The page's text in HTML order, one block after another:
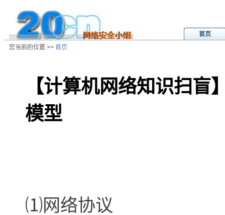
首页
您当前的位置 >> 首页
【计算机网络知识扫
模型
⑴网络协议